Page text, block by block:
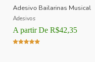
Adesivo Bailarinas Musical
Adesivos
A partir De R$42,35